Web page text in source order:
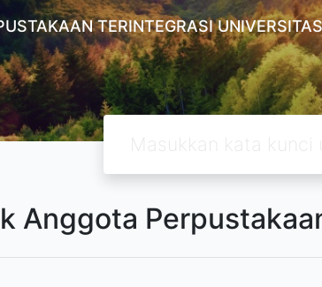
TERINTEGRASI
Anggota